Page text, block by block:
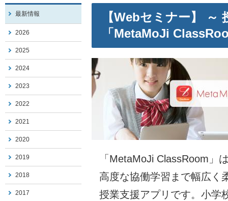
【Webセミナー】 ～
「MetaMoJi
「MetaMoJi ClassRoom」
高度な協働学習まで幅広く
授業支援アプリです。小学
最新情報
2026
2025
2024
2023
2022
2021
2020
2019
2018
2017